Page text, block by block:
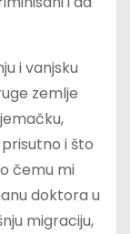
i vanjsku
zemlje
i što
čemu mi
doktora u
migraciju,